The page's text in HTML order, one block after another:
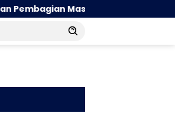
Sinergi Pejabat Administrator Warnai